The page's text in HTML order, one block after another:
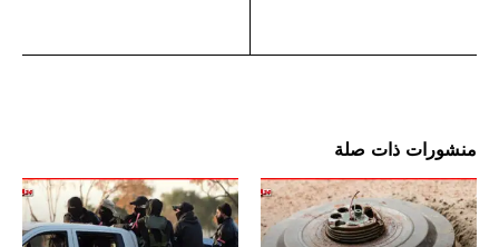
منشورات ذات صلة